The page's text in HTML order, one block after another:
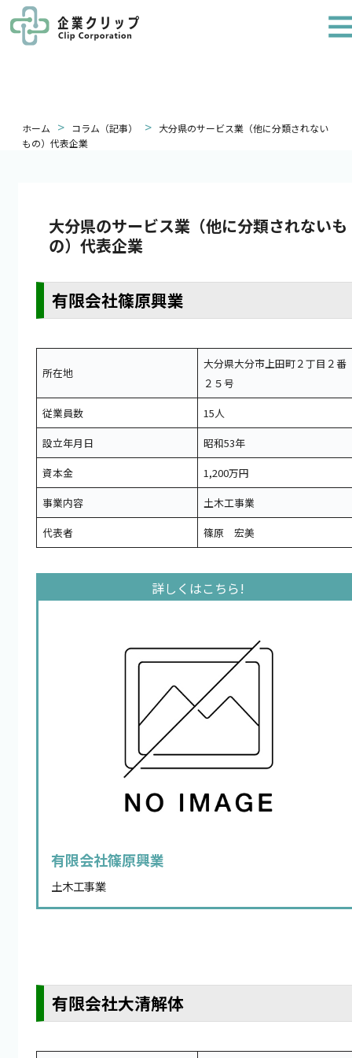
ホーム > コラム（記事） > 大分県のサービス業（他に分類されない
もの）代表企業
大分県のサービス業（他に分類されないも
の）代表企業
有限会社篠原興業
所在地
大分県大分市上田町２丁目２番
２５号
従業員数
15人
設立年月日
昭和53年
資本金
1,200万円
事業内容
土木工事業
代表者
篠原 宏美
有限会社篠原興業
土木工事業
有限会社大清解体